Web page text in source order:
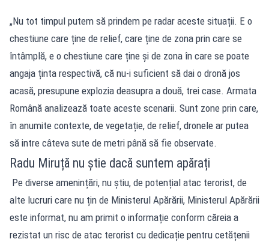
„Nu tot timpul putem să prindem pe radar aceste situații. E o
chestiune care ține de relief, care ține de zona prin care se
întâmplă, e o chestiune care ține și de zona în care se poate
angaja ținta respectivă, că nu-i suficient să dai o dronă jos
acasă, presupune explozia deasupra a două, trei case. Armata
Română analizează toate aceste scenarii. Sunt zone prin care,
în anumite contexte, de vegetație, de relief, dronele ar putea
să intre câteva sute de metri până să fie observate.
Radu Miruță nu știe dacă suntem apărați
Pe diverse amenințări, nu știu, de potențial atac terorist, de
alte lucruri care nu țin de Ministerul Apărării, Ministerul Apărării
este informat, nu am primit o informație conform căreia a
rezistat un risc de atac terorist cu dedicație pentru cetățenii